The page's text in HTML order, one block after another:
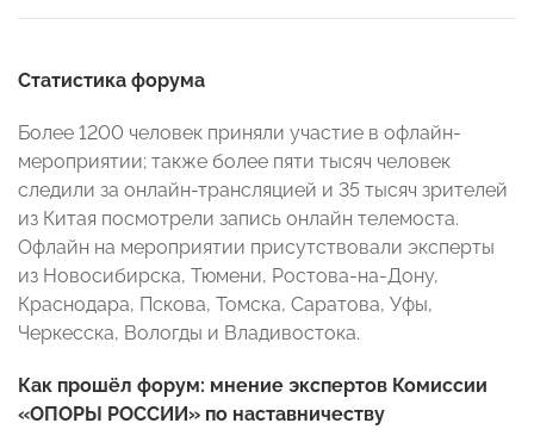
Статистика форума
Более 1200 человек приняли участие в офлайн-
мероприятии; также более пяти тысяч человек
следили за онлайн-трансляцией и 35 тысяч зрителей
из Китая посмотрели запись онлайн телемоста.
Офлайн на мероприятии присутствовали эксперты
из Новосибирска, Тюмени, Ростова-на-Дону,
Краснодара, Пскова, Томска, Саратова, Уфы,
Черкесска, Вологды и Владивостока.
Как прошёл форум: мнение экспертов Комиссии
«ОПОРЫ РОССИИ» по наставничеству